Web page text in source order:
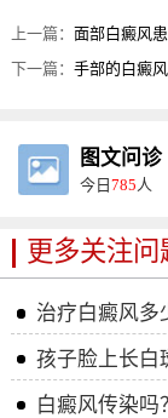
上一篇：面部白癜风
下一篇：手部的白癜
图文问诊
今日785 人
更多关注问
治疗白癜风多
孩子脸上长白
白癜风传染吗？